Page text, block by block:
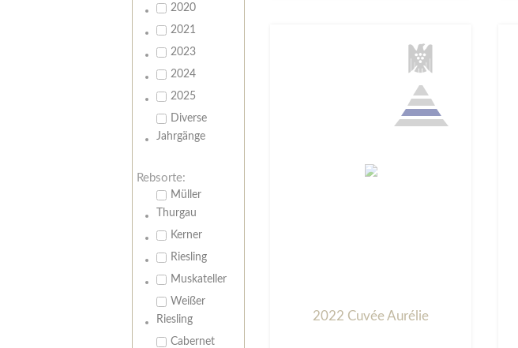
2020
2021
2023
2024
2025
Diverse
Jahrgänge
Rebsorte:
Müller
Thurgau
Kerner
Riesling
Muskateller
Weißer
Riesling
Cabernet
2022 Cuvée Aurélie